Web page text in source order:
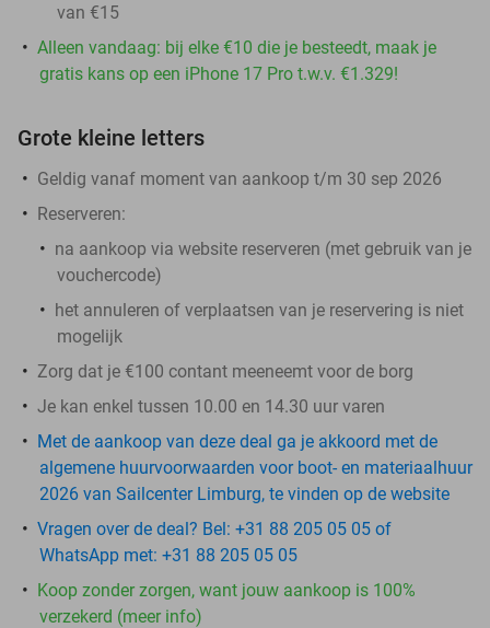
van €15
Alleen vandaag: bij elke €10 die je besteedt, maak je
gratis kans op een iPhone 17 Pro t.w.v. €1.329!
Grote kleine letters
Geldig vanaf moment van aankoop t/m 30 sep 2026
Reserveren:
na aankoop via website reserveren (met gebruik van je
vouchercode)
het annuleren of verplaatsen van je reservering is niet
mogelijk
Zorg dat je €100 contant meeneemt voor de borg
Je kan enkel tussen 10.00 en 14.30 uur varen
Met de aankoop van deze deal ga je akkoord met de
algemene huurvoorwaarden voor boot- en materiaalhuur
2026 van Sailcenter Limburg, te vinden op de website
Vragen over de deal? Bel: +31 88 205 05 05 of
WhatsApp met: +31 88 205 05 05
Koop zonder zorgen, want jouw aankoop is 100%
verzekerd (meer info)